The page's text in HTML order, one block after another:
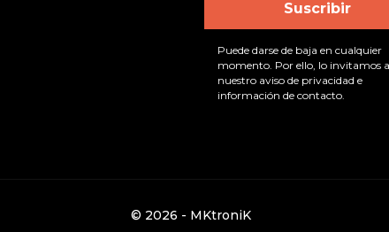
Puede darse de baja en cualquier
momento. Por ello, lo invitamos
nuestro aviso de privacidad e
información de contacto.
© 2026 - MKtroniK